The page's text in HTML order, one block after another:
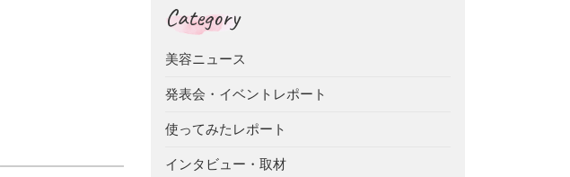
Category
美容ニュース
発表会・イベントレポート
使ってみたレポート
インタビュー・取材